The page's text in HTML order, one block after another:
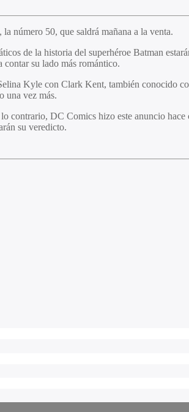
número 50, que saldrá mañana a la venta.
de la historia del superhéroe Batman
contar su lado más romántico.
Kyle con Clark Kent, también conocido
una vez más.
contrario, DC Comics hizo este anuncio
su veredicto.